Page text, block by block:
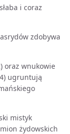
i coraz
zdobywa
oraz wnukowie
ugruntują
mistyk
żydowskich